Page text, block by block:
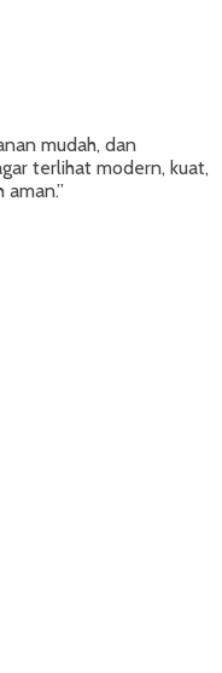
mudah, dan
terlihat modern, kuat,